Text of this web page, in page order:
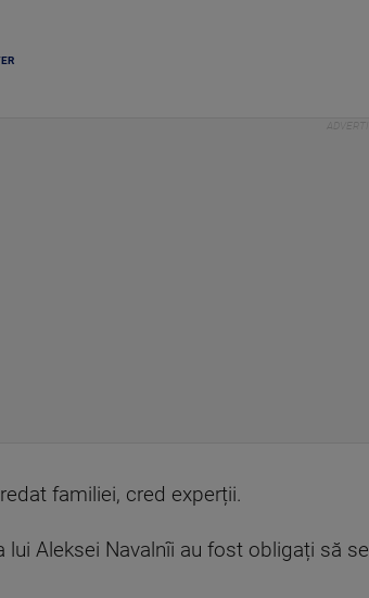
familiei, cred experții.
Aleksei Navalnîi au fost obligați să se